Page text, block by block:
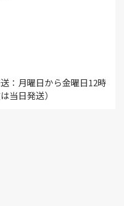
：月曜日から金曜日12時
当日発送）